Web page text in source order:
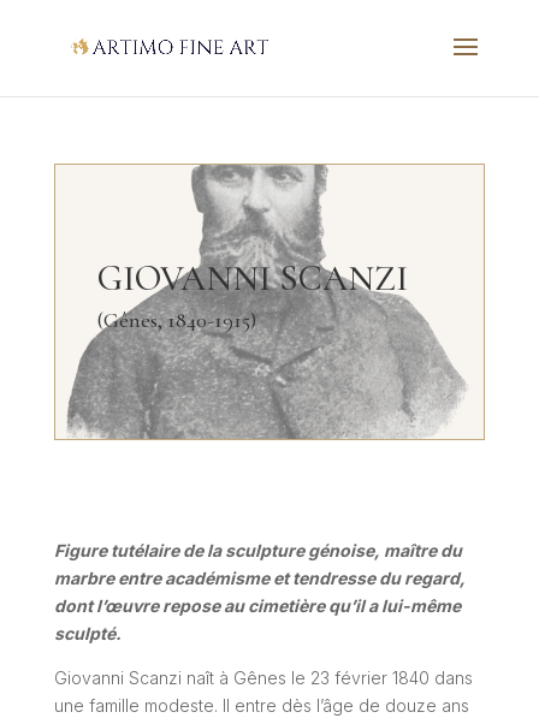
GIOVANNI SCANZI
(Gênes, 1840-1915)
Figure tutélaire de la sculpture génoise, maître du
marbre entre académisme et tendresse du regard,
dont l’œuvre repose au cimetière qu’il a lui-même
sculpté.
Giovanni Scanzi naît à Gênes le 23 février 1840 dans
une famille modeste. Il entre dès l’âge de douze ans